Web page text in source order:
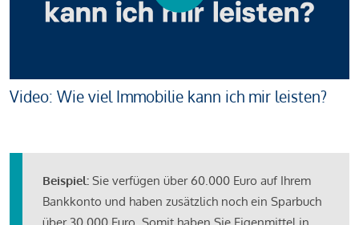
Video: Wie viel Immobilie kann ich mir leisten?
Beispiel: Sie verfügen über 60.000 Euro auf Ihrem
Bankkonto und haben zusätzlich noch ein Sparbuch